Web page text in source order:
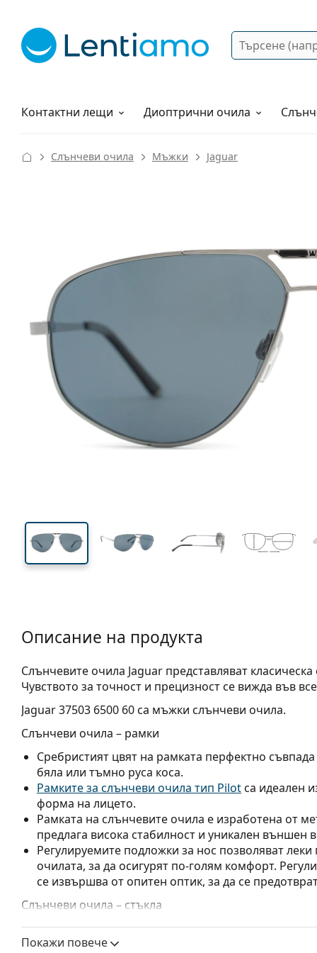
Търсене
Контактни лещи
Разтвори Диоптрични очила
Как да поръчам?
Слънчеви очила Мъжки Jaguar
45 mm
Височина на стъклото
60 mm
Ширина на стъклото
Ширина
на
Описание на продукта
Слънчевите очила Jaguar представляват
Чувството за точност и прецизност се вижда във
Jaguar 37503 6500 60са мъжки слънчеви очила.
Слънчеви очила – рамки
Сребристият цвят на рамката перфектно
бяла или тъмно руса коса.
Рамките за слънчеви очила тип Pilotса идеален
форма на лицето.
Рамката на слънчевите очила е изработена от
предлага висока стабилност и уникален външен
Регулируемите подложки за нос позволяват
очилата, за да осигурят по-голям комфорт.
се извършва от опитен оптик, за да се
Слънчеви очила – стъкла
Сивите лещи намаляват интензитета на
изкривяват цветовете.
Покажи повече